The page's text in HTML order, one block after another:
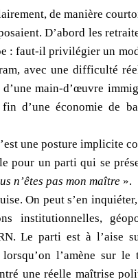
de manière
D’abord les
: faut-il privilégier un
avec une difficulté
main-d’œuvre
d’une économie de
une posture implicite
un parti qui se
n’êtes pas mon maître ».
On peut s’en
institutionnelles,
Le parti est à l’aise
l’amène sur le
une réelle maîtrise